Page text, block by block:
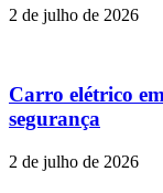
2 de julho de 2026
Carro elétrico
segurança
2 de julho de 2026